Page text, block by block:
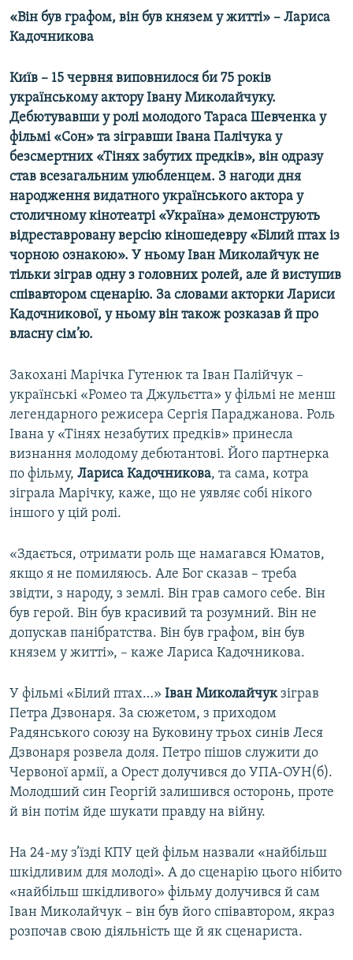
КТАТ
Усі сайти RFE/RL
«Він був графом, він був князем у житті» – Лариса
Кадочникова
Київ – 15 червня виповнилося би 75 років
українському актору Івану Миколайчуку.
Дебютувавши у ролі молодого Тараса Шевченка у
фільмі «Сон» та зігравши Івана Палічука у
безсмертних «Тінях забутих предків», він одразу
став всезагальним улюбленцем. З нагоди дня
народження видатного українського актора у
столичному кінотеатрі «Україна» демонструють
відреставровану версію кіношедевру «Білий птах із
чорною ознакою». У ньому Іван Миколайчук не
тільки зіграв одну з головних ролей, але й виступив
співавтором сценарію. За словами акторки Лариси
Кадочникової, у ньому він також розказав й про
власну сім’ю.
Закохані Марічка Гутенюк та Іван Палійчук –
українські «Ромео та Джульєтта» у фільмі не менш
легендарного режисера Сергія Параджанова. Роль
Івана у «Тінях незабутих предків» принесла
визнання молодому дебютантові. Його партнерка
по фільму, Лариса Кадочникова, та сама, котра
зіграла Марічку, каже, що не уявляє собі нікого
іншого у цій ролі.
«Здається, отримати роль ще намагався Юматов,
якщо я не помиляюсь. Але Бог сказав – треба
звідти, з народу, з землі. Він грав самого себе. Він
був герой. Він був красивий та розумний. Він не
допускав панібратства. Він був графом, він був
князем у житті», – каже Лариса Кадочникова.
У фільмі «Білий птах…» Іван Миколайчукзіграв
Петра Дзвонаря. За сюжетом, з приходом
Радянського союзу на Буковину трьох синів Леся
Дзвонаря розвела доля. Петро пішов служити до
Червоної армії, а Орест долучився до УПА-ОУН(б).
Молодший син Георгій залишився осторонь, проте
й він потім йде шукати правду на війну.
На 24-му з’їзді КПУ цей фільм назвали «найбільш
шкідливим для молоді». А до сценарію цього нібито
«найбільш шкідливого» фільму долучився й сам
Іван Миколайчук – він був його співавтором, якраз
розпочав свою діяльність ще й як сценариста.